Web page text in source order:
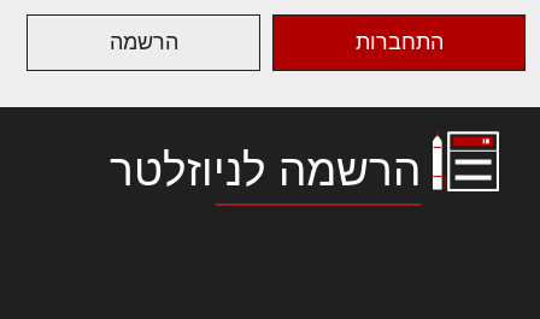
התחברות הרשמה
הרשמה לניוזלטר